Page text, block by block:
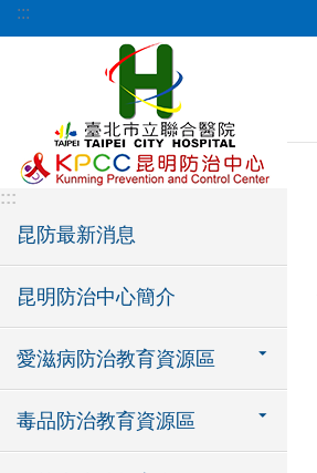
跳到主要內容區塊
:::
:::
昆防最新消息
昆明防治中心簡介
愛滋病防治教育資源區
毒品防治教育資源區